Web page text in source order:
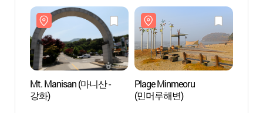
(마니산국민관광지)
Mt. Manisan (마니산 -
강화)
Plage Minmeoru
(민머루해변)